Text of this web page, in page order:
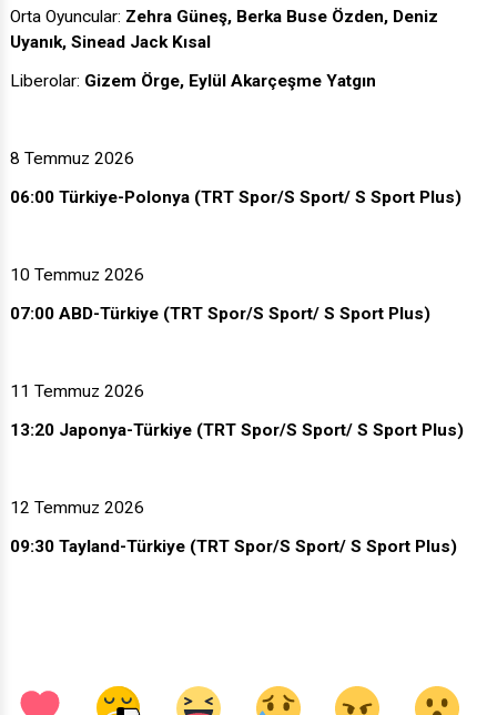
Orta Oyuncular: Zehra Güneş, Berka Buse Özden, Deniz
Uyanık, Sinead Jack Kısal
Liberolar: Gizem Örge, Eylül Akarçeşme Yatgın
8 Temmuz 2026
06:00 Türkiye-Polonya (TRT Spor/S Sport/ S Sport Plus)
10 Temmuz 2026
07:00 ABD-Türkiye (TRT Spor/S Sport/ S Sport Plus)
11 Temmuz 2026
13:20 Japonya-Türkiye (TRT Spor/S Sport/ S Sport Plus)
12 Temmuz 2026
09:30 Tayland-Türkiye (TRT Spor/S Sport/ S Sport Plus)